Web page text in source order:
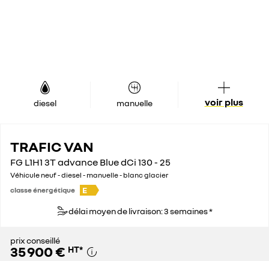
diesel manuelle voir plus
TRAFIC VAN
FG L1H1 3T advance Blue dCi 130 - 25
Véhicule neuf - diesel - manuelle - blanc glacier
classe énergétique
E
délai moyen de livraison: 3 semaines *
prix conseillé
35 900 € HT*